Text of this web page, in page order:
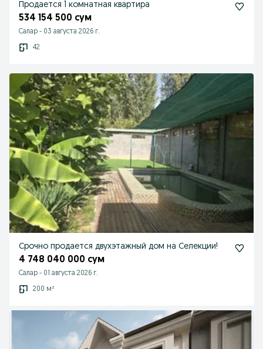
Продается 1 комнатная квартира
534 154 500 сум
Салар - 03 августа 2026 г.
42
Срочно продается двухэтажный дом на Селекции!
4 748 040 000 сум
Салар - 01 августа 2026 г.
200 м²